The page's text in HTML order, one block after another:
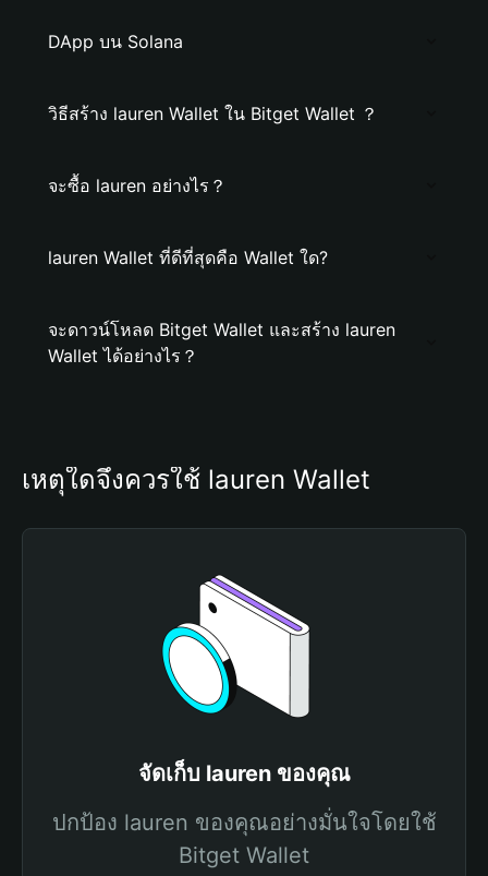
DApp บน Solana
วิธีสร้าง lauren Wallet ใน Bitget Wallet ？
จะซื้อ lauren อย่างไร？
lauren Wallet ที่ดีที่สุดคือ Wallet ใด?
จะดาวน์โหลด Bitget Wallet และสร้าง lauren
Wallet ได้อย่างไร？
เหตุใดจึงควรใช้ lauren Wallet
จัดเก็บ lauren ของคุณ
ปกป้อง lauren ของคุณอย่างมั่นใจโดยใช้
Bitget Wallet